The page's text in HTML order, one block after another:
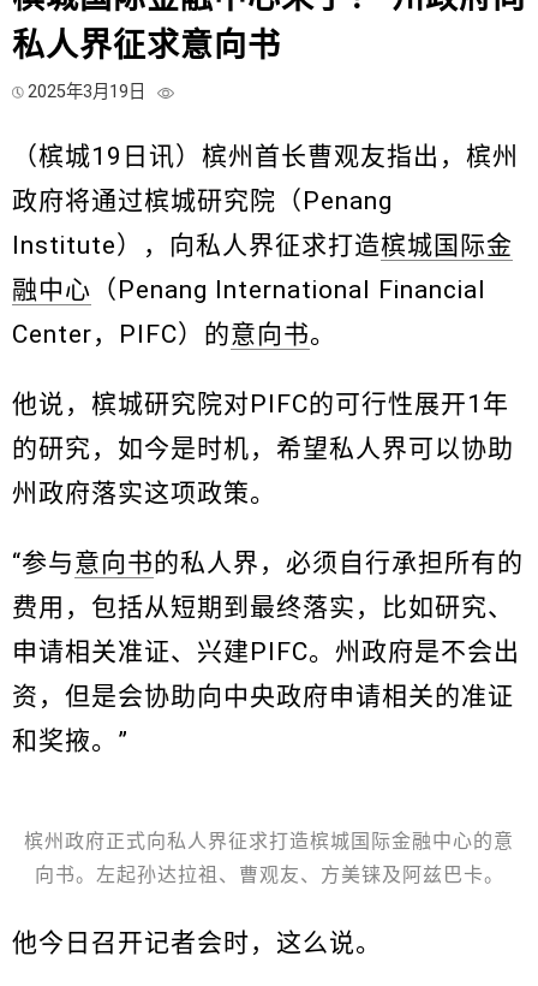
私人界征求意向书
2025年3月19日
（槟城19日讯）槟州首长曹观友指出，槟州
政府将通过槟城研究院（Penang
Institute），向私人界征求打造槟城国际金
融中心 （Penang International Financial
Center，PIFC）的意向书。
他说，槟城研究院对PIFC的可行性展开1年
的研究，如今是时机，希望私人界可以协助
州政府落实这项政策。
“参与意向书的私人界，必须自行承担所有的
费用，包括从短期到最终落实，比如研究、
申请相关准证、兴建PIFC。州政府是不会出
资，但是会协助向中央政府申请相关的准证
和奖掖。”
槟州政府正式向私人界征求打造槟城国际金融中心的意
向书。左起孙达拉祖、曹观友、方美铼及阿兹巴卡。
他今日召开记者会时，这么说。